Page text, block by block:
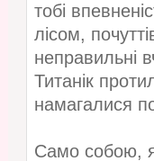
тобі
лісом,
неправильні
Титанік
намагалися
Само собою,